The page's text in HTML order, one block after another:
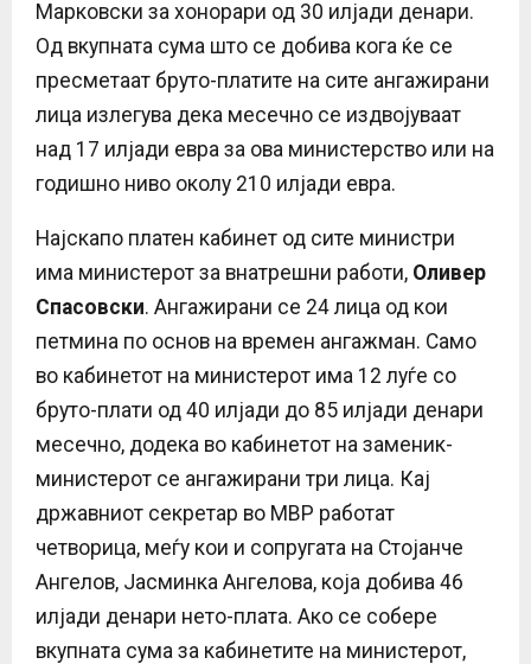
Марковски за хонорари од 30 илјади денари.
Од вкупната сума што се добива кога ќе се
пресметаат бруто-платите на сите ангажирани
лица излегува дека месечно се издвојуваат
над 17 илјади евра за ова министерство или на
годишно ниво околу 210 илјади евра.
Најскапо платен кабинет од сите министри
има министерот за внатрешни работи, Оливер
Спасовски. Ангажирани се 24 лица од кои
петмина по основ на времен ангажман. Само
во кабинетот на министерот има 12 луѓе со
бруто-плати од 40 илјади до 85 илјади денари
месечно, додека во кабинетот на заменик-
министерот се ангажирани три лица. Кај
државниот секретар во МВР работат
четворица, меѓу кои и сопругата на Стојанче
Ангелов, Јасминка Ангелова, која добива 46
илјади денари нето-плата. Ако се собере
вкупната сума за кабинетите на министерот,